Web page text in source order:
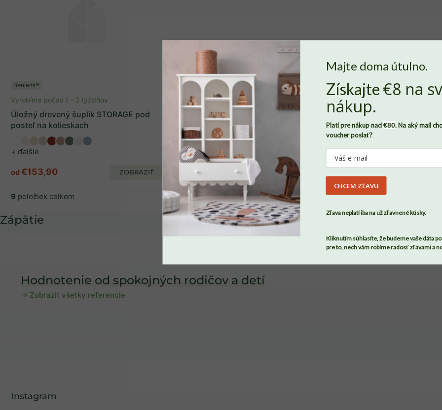
Nech sa v Benlemi cítite ako doma , potrebujeme od vás súhlas so
súbormicookies . Len vďaka nim môžeme zaznamenávať, ako sa
vám u nás páči a dokážeme domov Benlemi neustále zveľaďovať.
Všetky údaje budú pod našou strechu v úplnom bezpečí. Svoj
súhlas môžete zároveň kedykoľvek odvolať, stačí nám napísať.
Viac o tom, ako chránime vaše osobné údaje, nájdete
Benlemi®
Úložný drevený šuplík STORAGE pod
posteľ na kolieskach
+ ďalšie
Vyrobíme počas 1 - 2 týždňov
od €153,90 ZOBRAZIŤ
9 položiek celkom
Zápätie
Hodnotenie od spokojných rodičov a detí
→ Zobraziť všetky referencie
Instagram
SPÄŤ DO OBCHODU
Majte doma útulno.
Získajte €8 na
nákup.
Platí pre nákup nad€80. Na aký mail
voucher poslať?
CHCEM ZĽAVU
Zľava neplatí iba na už zľavnené kúsky.
Kliknutím súhlasíte, že budeme vaše dáta
pre to, nech vám robíme radosť zľavami a